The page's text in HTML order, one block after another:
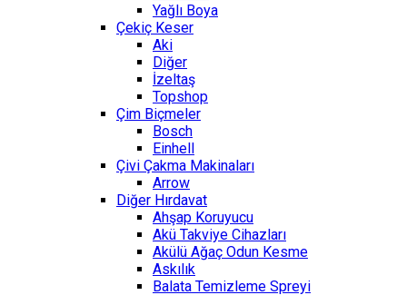
Yağlı Boya
Çekiç Keser
Aki
Diğer
İzeltaş
Topshop
Çim Biçmeler
Bosch
Einhell
Çivi Çakma Makinaları
Arrow
Diğer Hırdavat
Ahşap Koruyucu
Akü Takviye Cihazları
Akülü Ağaç Odun Kesme
Askılık
Balata Temizleme Spreyi